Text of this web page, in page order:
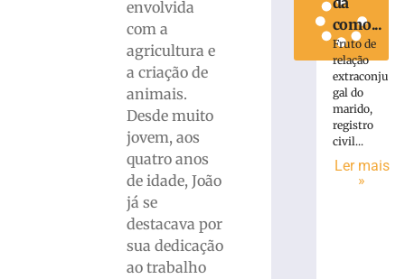
envolvida
com a
agricultura e
a criação de
animais.
Desde muito
jovem, aos
quatro anos
de idade, João
já se
destacava por
sua dedicação
ao trabalho
como...
Fruto de
relação
extraconju
gal do
marido,
registro
civil...
Ler mais
»